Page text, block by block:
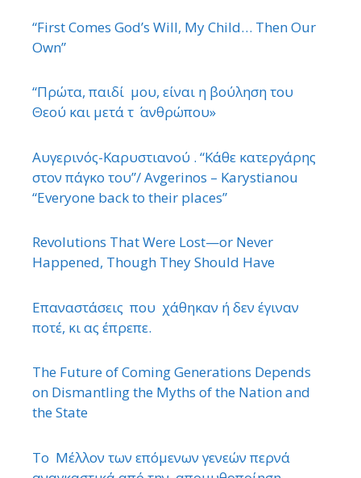
“First Comes God’s Will, My Child… Then Our
Own”
“Πρώτα, παιδί μου, είναι η βούληση του
Θεού και μετά τ ΄ ανθρώπου»
Αυγερινός-Καρυστιανού . “Κάθε κατεργάρης
στον πάγκο του”/ Avgerinos – Karystianou
“Εveryone back to their places”
Revolutions That Were Lost—or Never
Happened, Though They Should Have
Επαναστάσεις που χάθηκαν ή δεν έγιναν
ποτέ, κι ας έπρεπε.
The Future of Coming Generations Depends
on Dismantling the Myths of the Nation and
the State
Το Μέλλον των επόμενων γενεών περνά